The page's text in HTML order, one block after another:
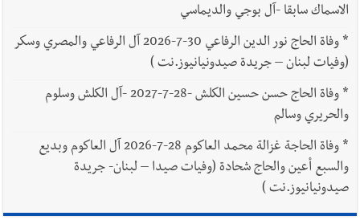
الاسماك سابقا -آل بوجي والديماسي
*
وفاة الحاج نور الدين الرفاعي 30-7-2026 آل الرفاعي والمصري وسكر
(وفيات لبنان – جريدة صيدونيانيوز.نت )
*
وفاة الحاج حسن حسين الكلش -28-7-2027 -آل الكلش وسلوم
والحريري وسالم
*
وفاة الحاجة غزالة محمد العاكوم 28-7-2026 آل العاكوم وبديع
والسبع أعين والحاج شحادة (وفيات صيدا – لبنان- جريدة
صيدونيانيوز.نت )